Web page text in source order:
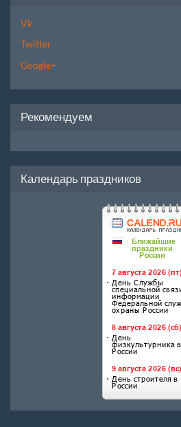
Vk
Twitter
Google+
Рекомендуем
Календарь праздников